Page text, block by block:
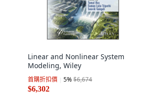
Linear and Nonlinear System
Modeling, Wiley
首購折扣價 5%$6,674
$6,302